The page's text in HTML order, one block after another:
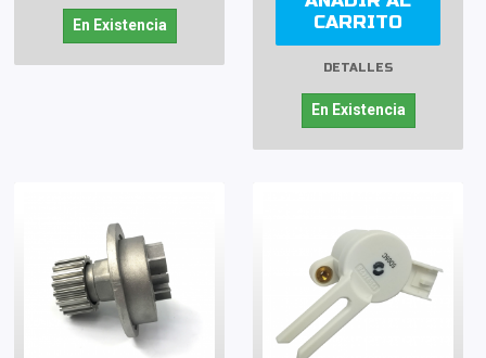
En Existencia
CARRITO
DETALLES
En Existencia